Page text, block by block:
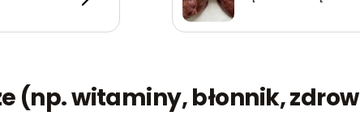
(np. witaminy, błonnik,